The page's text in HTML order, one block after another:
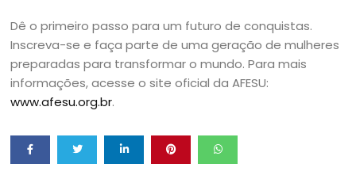
Dê o primeiro passo para um futuro de conquistas.
Inscreva-se e faça parte de uma geração de mulheres
preparadas para transformar o mundo. Para mais
informações, acesse o site oficial da AFESU:
www.afesu.org.br.